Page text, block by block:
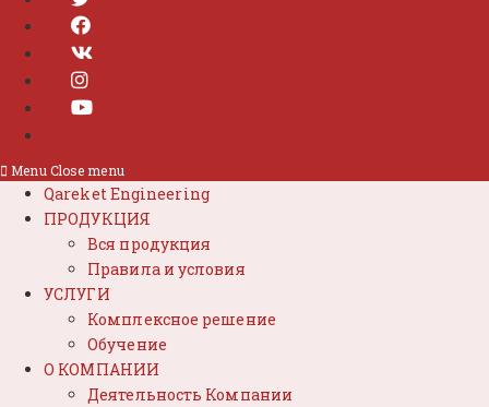
Menu Close menu
Qareket Engineering
ПРОДУКЦИЯ
Вся продукция
Правила и условия
УСЛУГИ
Комплексное решение
Обучение
О КОМПАНИИ
Деятельность Компании